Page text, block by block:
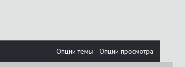
Опции темы Опции просмотра